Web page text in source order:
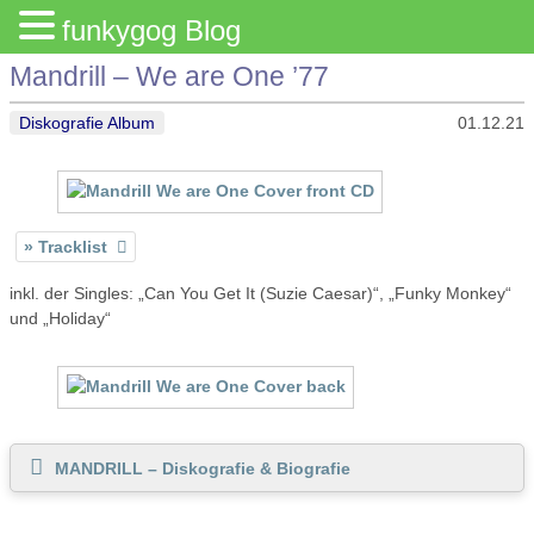
Mandrill – We are One ’77
Diskografie Album 01.12.21
Tracklist
inkl. der Singles: „Can You Get It (Suzie Caesar)“, „Funky Monkey“
und „Holiday“
MANDRILL – Diskografie & Biografie
funkygog Blog